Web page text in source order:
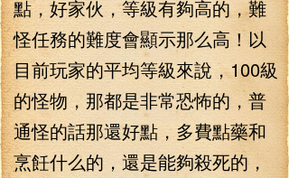
點，好家伙，等級有夠高的，難
怪任務的難度會顯示那么高！以
目前玩家的平均等級來說，100級
的怪物，那都是非常恐怖的，普
通怪的話那還好點，多費點藥和
烹飪什么的，還是能夠殺死的，